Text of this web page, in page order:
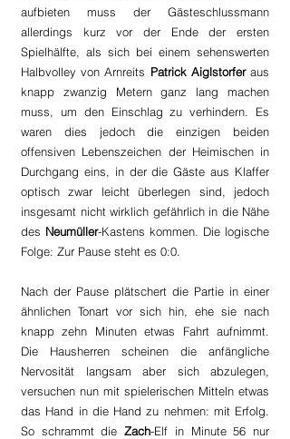
aufbieten muss der Gästeschlussmann
allerdings kurz vor der Ende der ersten
Spielhälfte, als sich bei einem sehenswerten
Halbvolley von Arnreits Patrick Aiglstorfer aus
knapp zwanzig Metern ganz lang machen
muss, um den Einschlag zu verhindern. Es
waren dies jedoch die einzigen beiden
offensiven Lebenszeichen der Heimischen in
Durchgang eins, in der die Gäste aus Klaffer
optisch zwar leicht überlegen sind, jedoch
insgesamt nicht wirklich gefährlich in die Nähe
des Neumüller-Kastens kommen. Die logische
Folge: Zur Pause steht es 0:0.
Nach der Pause plätschert die Partie in einer
ähnlichen Tonart vor sich hin, ehe sie nach
knapp zehn Minuten etwas Fahrt aufnimmt.
Die Hausherren scheinen die anfängliche
Nervosität langsam aber sich abzulegen,
versuchen nun mit spielerischen Mitteln etwas
das Hand in die Hand zu nehmen: mit Erfolg.
So schrammt die Zach-Elf in Minute 56 nur